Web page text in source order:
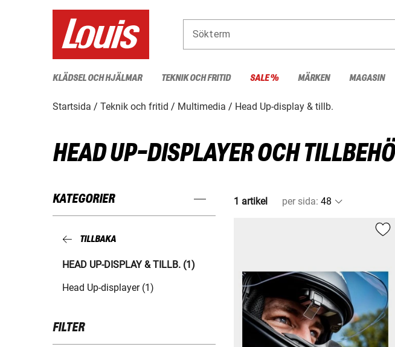
Sökterm
KLÄDSEL OCH HJÄLMAR TEKNIK OCH FRITID SALE % MÄRKEN MAGASIN
Startsida Teknik och fritid Multimedia Head Up-display & tillb.
HEAD UP-DISPLAYER OCH
KATEGORIER
TILLBAKA
HEAD UP-DISPLAY & TILLB. (1)
Head Up-displayer (1)
FILTER
1 artikel per sida: